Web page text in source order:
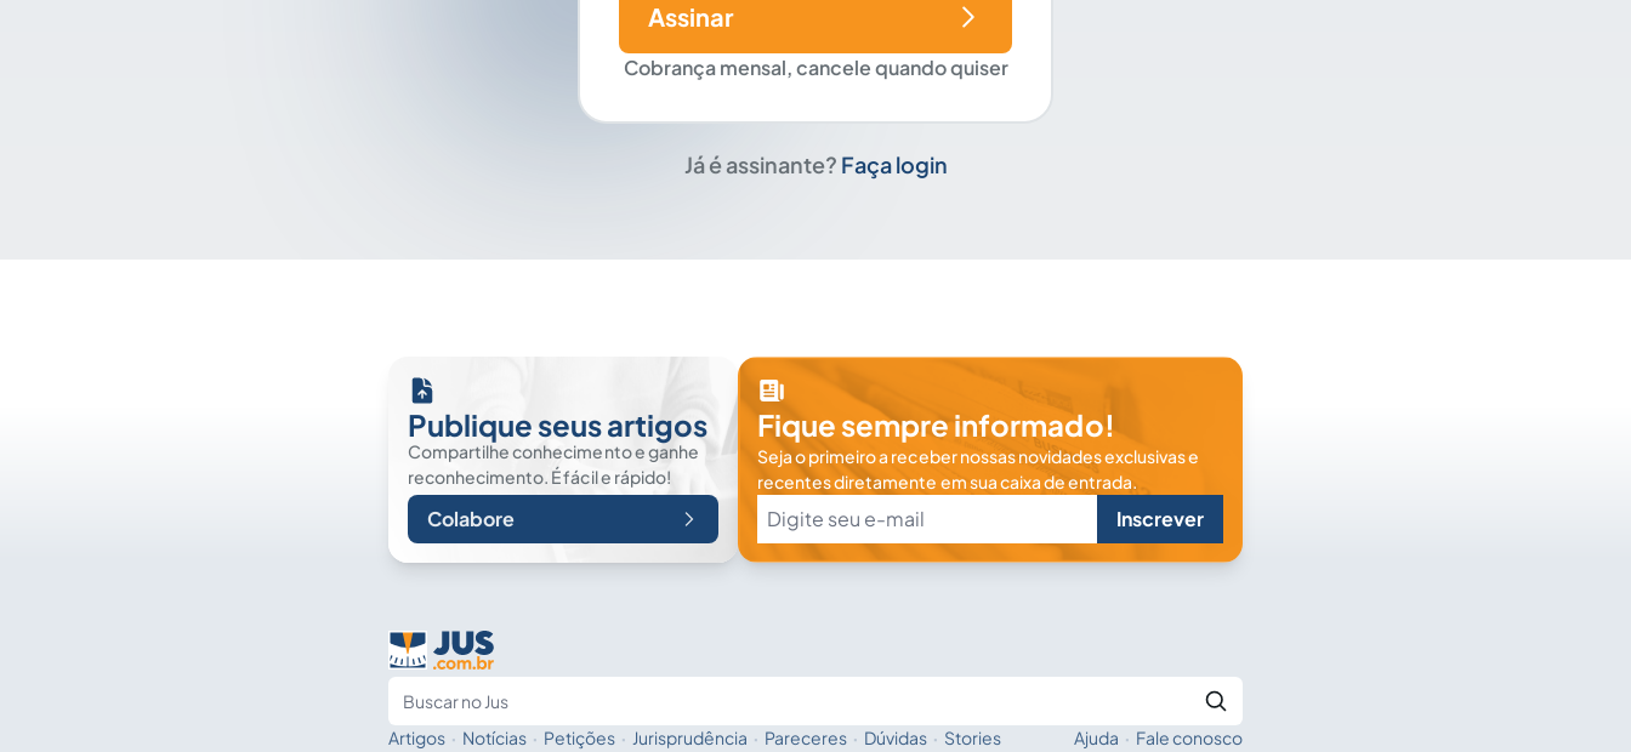
Cobrança mensal, cancele quando quiser
Assinar
Já é assinante? Faça login
Publique seus artigos
Compartilhe conhecimento e ganhe
reconhecimento. É fácil e rápido!
Colabore
Fique sempre informado!
Seja o primeiro a receber nossas novidades exclusivas e
recentes diretamente em sua caixa de entrada.
Inscrever
Artigos · Notícias · Petições · Jurisprudência · Pareceres · Dúvidas · Stories Ajuda · Fale conosco